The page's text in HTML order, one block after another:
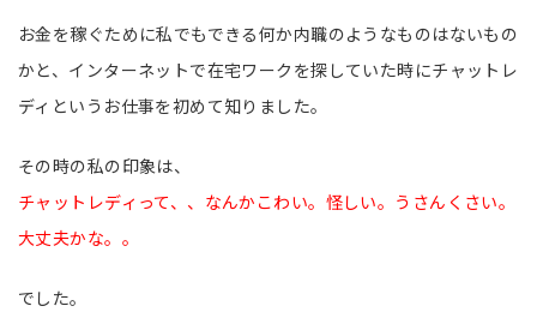
お金を稼ぐために私でもできる何か内職のようなものはないもの
かと、インターネットで在宅ワークを探していた時にチャットレ
ディというお仕事を初めて知りました。
その時の私の印象は、
チャットレディって、、なんかこわい。怪しい。うさんくさい。
大丈夫かな。。
でした。